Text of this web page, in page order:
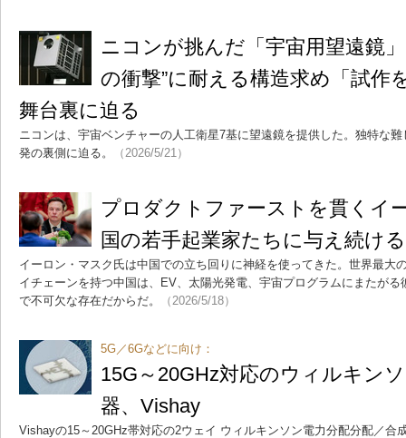
ニコンが挑んだ「宇宙用望遠鏡
の衝撃”に耐える構造求め「試
舞台裏に迫る
ニコンは、宇宙ベンチャーの人工衛星7基に望遠鏡を提供した。独特な
発の裏側に迫る。
（2026/5/21）
プロダクトファーストを貫く
国の若手起業家たちに与え続け
イーロン・マスク氏は中国での立ち回りに神経を使ってきた。世界最大
イチェーンを持つ中国は、EV、太陽光発電、宇宙プログラムにまたが
で不可欠な存在だからだ。
（2026/5/18）
5G／6Gなどに向け：
15G～20GHz対応のウィルキン
器、Vishay
Vishayの15～20GHz帯対応の2ウェイ ウィルキンソン電力分配分配／合